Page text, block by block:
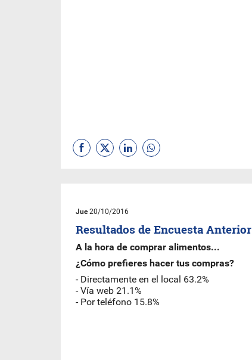
Jue20/10/2016
Resultados de Encuesta Anterior
A la hora de comprar alimentos...
¿Cómo prefieres hacer tus compras?
- Directamente en el local 63.2%
- Vía web 21.1%
- Por teléfono 15.8%